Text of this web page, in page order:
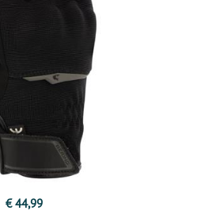
€ 44,99